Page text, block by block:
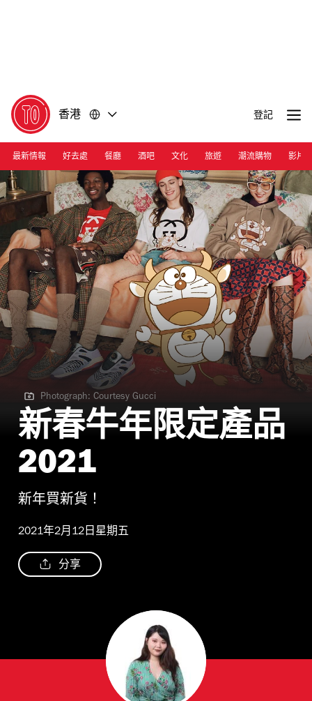
香港 登記
最新情報 好去處 餐廳 酒吧 文化 旅遊 潮流購物 影片
Photograph: Courtesy Gucci
Photograph: Courtesy Gucci
新春牛年限定產品
2021
新年買新貨！
2021年2月12日星期五
分享